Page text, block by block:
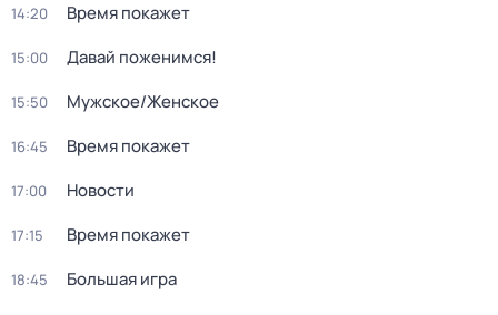
14:20 Время покажет
15:00 Давай поженимся!
15:50 Мужское/Женское
16:45 Время покажет
17:00 Новости
17:15 Время покажет
18:45 Большая игра